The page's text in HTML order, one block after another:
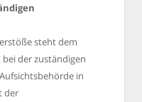
steht dem
der zuständigen
in
der